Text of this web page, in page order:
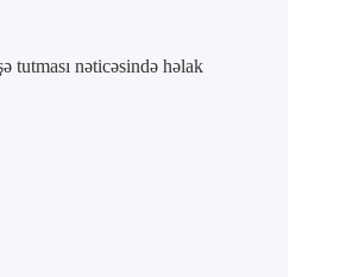
tutması nəticəsində həlak